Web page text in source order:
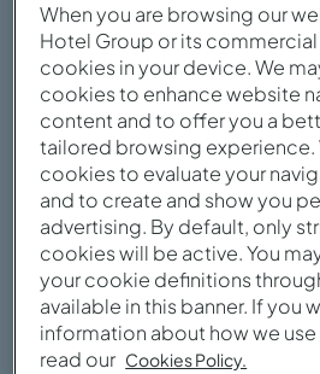
When you are browsing our
Hotel Group or its
cookies in your device. We
cookies to enhance website
content and to offer you a
tailored browsing experience.
cookies to evaluate your
and to create and show you
advertising. By default, only
cookies will be active. You
your cookie definitions
available in this banner. If you
information about how we
read our Cookies Policy.